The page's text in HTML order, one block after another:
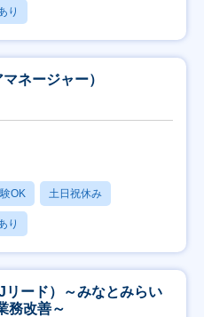
り
ネージャー）
OK 土日祝休み
り
リード）～みなとみらい
務改善～